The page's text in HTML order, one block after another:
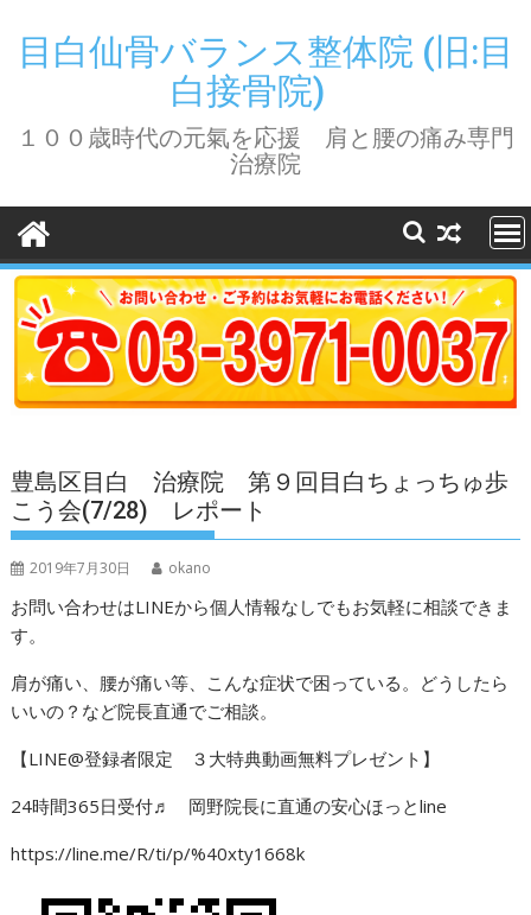
content
目白仙骨バランス整体院 (旧:目
白接骨院)
１００歳時代の元氣を応援 肩と腰の痛み専門
治療院
豊島区目白 治療院 第９回目白ちょっちゅ歩
こう会(7/28) レポート
2019年7月30日 okano
お問い合わせはLINEから個人情報なしでもお気軽に相談できま
す。
肩が痛い、腰が痛い等、こんな症状で困っている。どうしたら
いいの？など院長直通でご相談。
【LINE@登録者限定 ３大特典動画無料プレゼント】
24時間365日受付♬ 岡野院長に直通の安心ほっとline
https://line.me/R/ti/p/%40xty1668k